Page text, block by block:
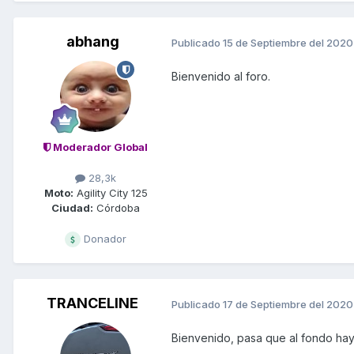
abhang
Moderador Global
28,3k
Moto: Agility City 125
Ciudad: Córdoba
Donador
Publicado 15 de Septiembre del 2020
Bienvenido al foro.
TRANCELINE Publicado 17 de Septiembre del 2020
Bienvenido, pasa que al fondo